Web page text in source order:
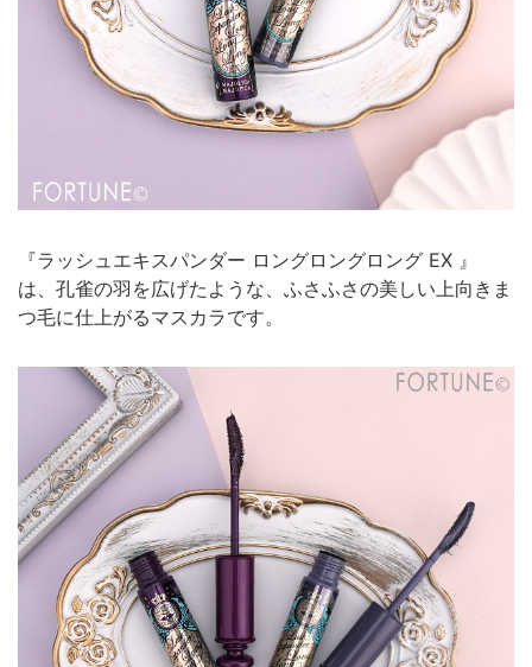
『ラッシュエキスパンダー ロングロングロング EX 』
は、孔雀の羽を広げたような、ふさふさの美しい上向きま
つ毛に仕上がるマスカラです。